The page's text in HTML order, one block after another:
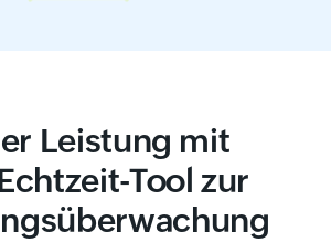
Leistung mit
Tool zur